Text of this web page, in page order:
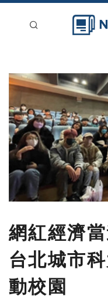
新聞稿分類
刊登
網紅經濟
台北城市
動校園